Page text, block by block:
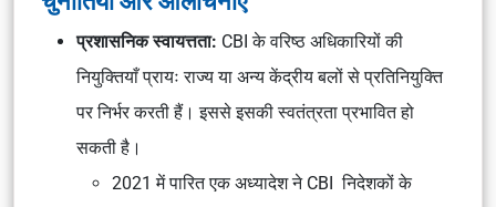
प्रशासनिक स्वायत्तता: CBI के वरिष्ठ अधिकारियों की
नियुक्तियाँ प्रायः राज्य या अन्य केंद्रीय बलों से प्रतिनियुक्ति
पर निर्भर करती हैं। इससे इसकी स्वतंत्रता प्रभावित हो
सकती है।
2021 में पारित एक अध्यादेश ने CBI निदेशकों के